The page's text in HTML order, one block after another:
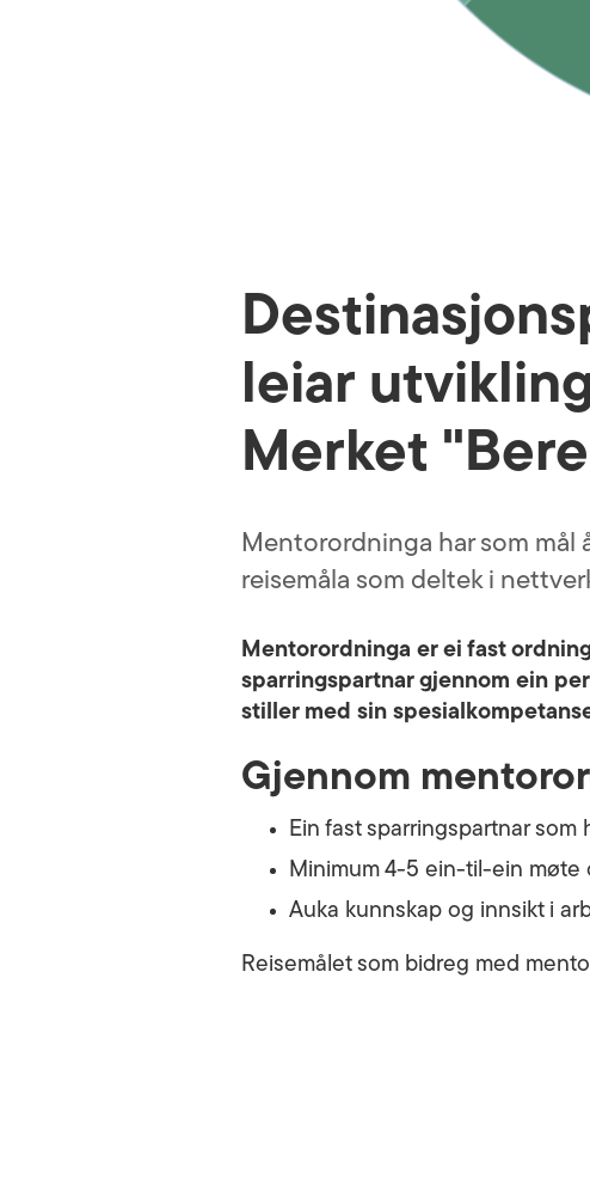
leiar
Merket
Mentorordninga har som
reisemåla som deltek i
Mentorordninga er ei fast
sparringspartnar gjennom ein
stiller med sin
Gjennom
Ein fast sparringspartnar
Minimum 4-5 ein-til-ein møte
Auka kunnskap og innsikt i
Reisemålet som bidreg med